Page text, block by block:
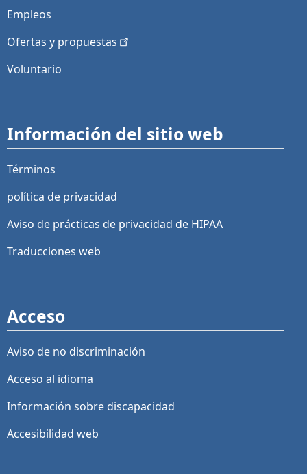
Empleos
Ofertas y propuestas
Voluntario
Información del sitio web
Términos
política de privacidad
Aviso de prácticas de privacidad de HIPAA
Traducciones web
Acceso
Aviso de no discriminación
Acceso al idioma
Información sobre discapacidad
Accesibilidad web